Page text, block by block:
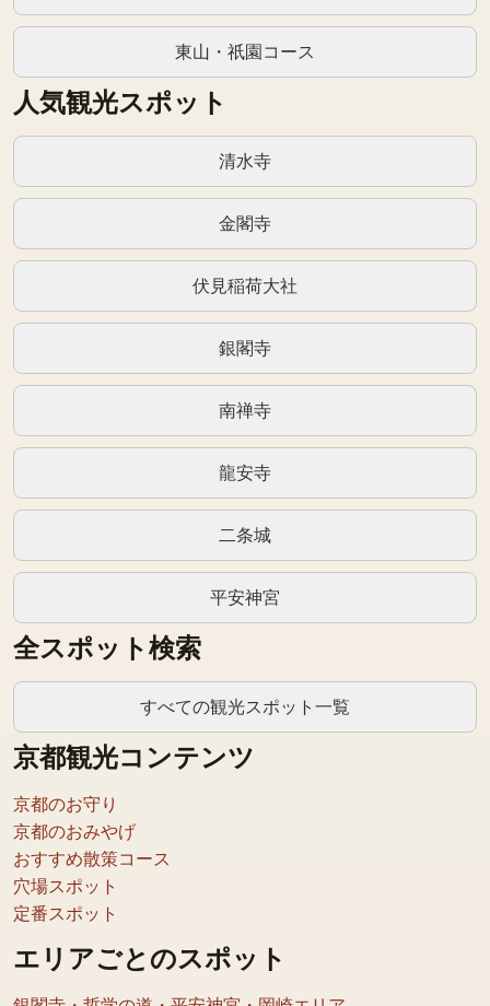
東山・祇園コース
人気観光スポット
清水寺
金閣寺
伏見稲荷大社
銀閣寺
南禅寺
龍安寺
二条城
平安神宮
全スポット検索
すべての観光スポット一覧
京都観光コンテンツ
京都のお守り
京都のおみやげ
おすすめ散策コース
穴場スポット
定番スポット
エリアごとのスポット